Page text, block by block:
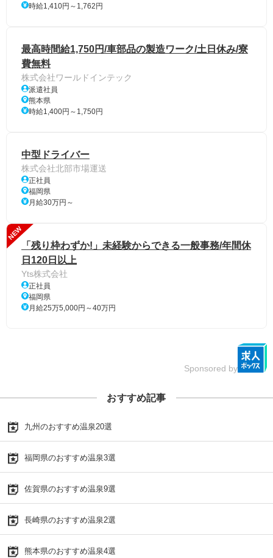
時給1,410円～1,762円
最高時間給1,750円/車部品の製造ワーク/土日休み/寮
費無料
株式会社ワールドインテック
派遣社員
熊本県
時給1,400円～1,750円
中型ドライバー
株式会社北部市場運送
正社員
福岡県
月給30万円～
NEW
「残り枠わずか!」未経験からできる一般事務/年間休
日120日以上
Yts株式会社
正社員
福岡県
月給25万5,000円～40万円
Sponsored by
おすすめ記事
九州のおすすめ温泉20選
福岡県のおすすめ温泉3選
佐賀県のおすすめ温泉9選
長崎県のおすすめ温泉2選
熊本県のおすすめ温泉4選